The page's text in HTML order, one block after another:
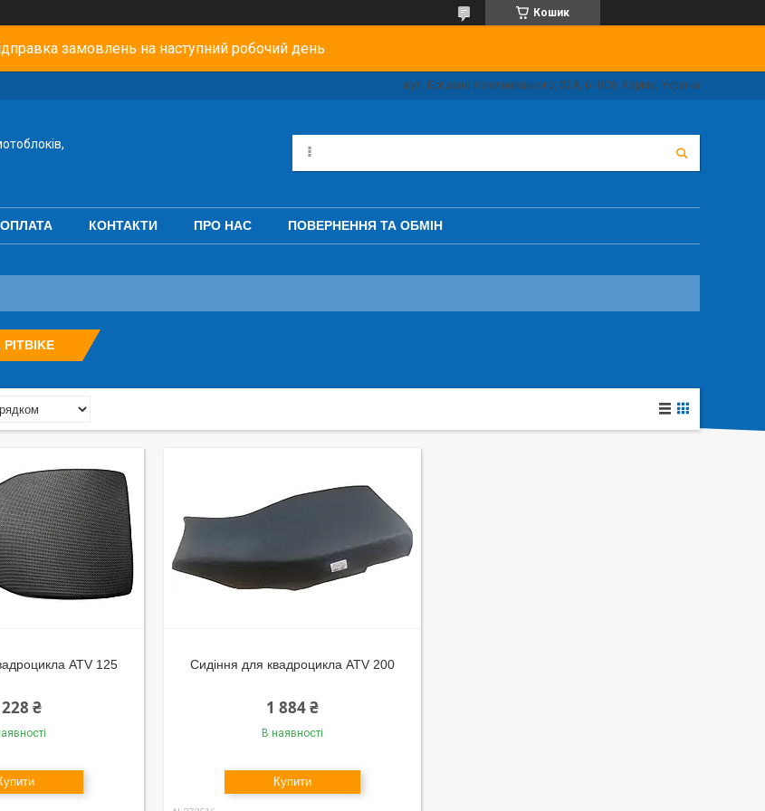
Кошик
замовлень на наступний робочий день
вул. Богдана Хмельницького, 32А, 61000, Харків, Україна
КОНТАКТИ ПРО НАС ПОВЕРНЕННЯ ТА ОБМІН
ATV 125
₴
Сидіння для квадроцикла ATV 200
1 884 ₴
В наявності
Купити